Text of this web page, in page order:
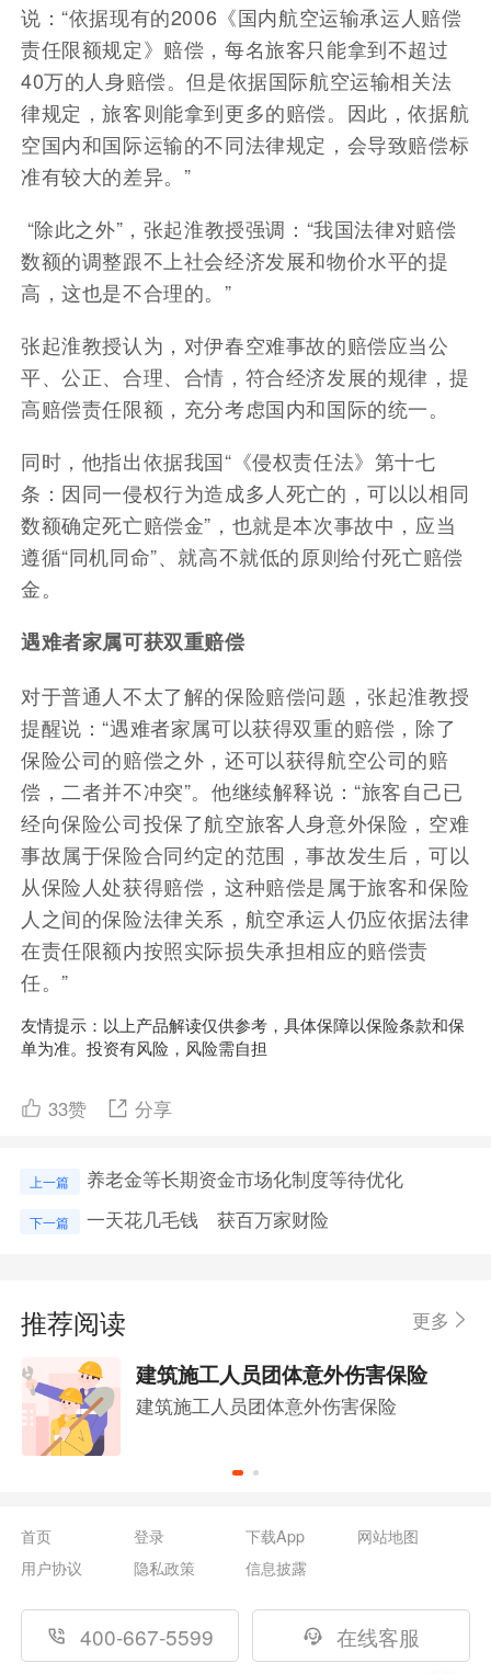
说：“依据现有的2006《国内航空运输承运人赔偿
责任限额规定》赔偿，每名旅客只能拿到不超过
40万的人身赔偿。但是依据国际航空运输相关法
律规定，旅客则能拿到更多的赔偿。因此，依据航
空国内和国际运输的不同法律规定，会导致赔偿标
准有较大的差异。”
“除此之外”，张起淮教授强调：“我国法律对赔偿
数额的调整跟不上社会经济发展和物价水平的提
高，这也是不合理的。”
张起淮教授认为，对伊春空难事故的赔偿应当公
平、公正、合理、合情，符合经济发展的规律，提
高赔偿责任限额，充分考虑国内和国际的统一。
同时，他指出依据我国“《侵权责任法》第十七
条：因同一侵权行为造成多人死亡的，可以以相同
数额确定死亡赔偿金”，也就是本次事故中，应当
遵循“同机同命”、就高不就低的原则给付死亡赔偿
金。
遇难者家属可获双重赔偿
对于普通人不太了解的保险赔偿问题，张起淮教授
提醒说：“遇难者家属可以获得双重的赔偿，除了
保险公司的赔偿之外，还可以获得航空公司的赔
偿，二者并不冲突”。他继续解释说：“旅客自己已
经向保险公司投保了航空旅客人身意外保险，空难
事故属于保险合同约定的范围，事故发生后，可以
从保险人处获得赔偿，这种赔偿是属于旅客和保险
人之间的保险法律关系，航空承运人仍应依据法律
在责任限额内按照实际损失承担相应的赔偿责
任。”
友情提示：以上产品解读仅供参考，具体保障以保险条款和保
单为准。投资有风险，风险需自担
33赞 分享
上一篇 养老金等长期资金市场化制度等待优化
下一篇 一天花几毛钱 获百万家财险
推荐阅读 更多
建筑施工人员团体意外伤害保险
建筑施工人员团体意外伤害保险
首页 登录 下载App
网站地图
用户协议
隐私政策 信息披露
400-667-5599 在线客服